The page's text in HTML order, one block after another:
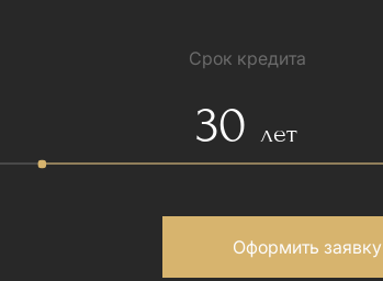
Срок кредита
30лет
Оформить заявку